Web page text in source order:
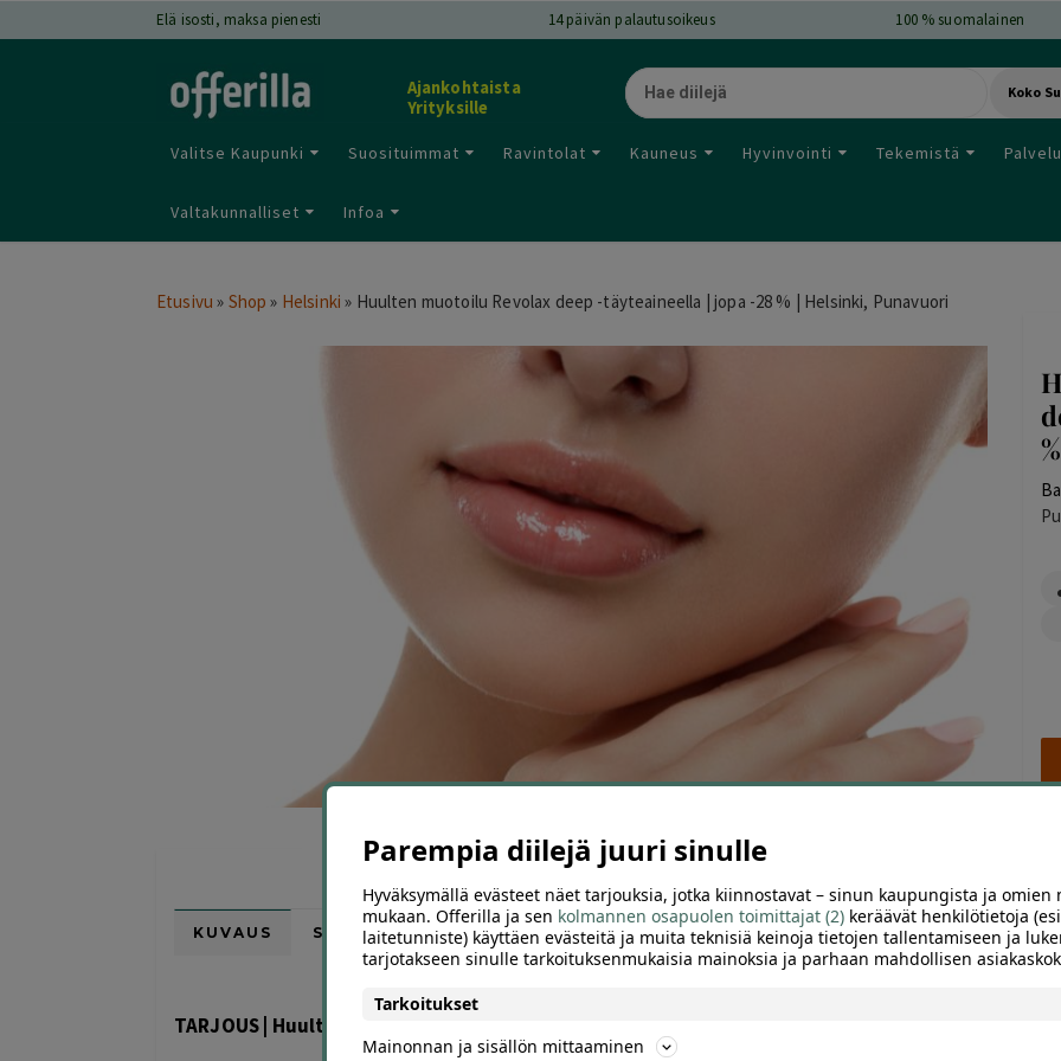
Elä isosti, maksa pienesti 14päivän palautusoikeus 100 % suomalainen
Ajankohtaista
Yrityksille
Koko
Valitse Kaupunki Suosituimmat Ravintolat Kauneus Hyvinvointi Tekemistä
Valtakunnalliset Infoa
Etusivu » Shop » Helsinki » Huulten muotoilu Revolax deep -täyteaineella | jopa -28 % | Helsinki, Punavuori
KUVAUS SIJAINTI KARTALLA ARVIOT (1) SUOSITTELE
TARJOUS | Huulten muotoilu Revolax deep -täyteaineella | Helsinki, Punavuori
Parempia diilejä juuri sinulle
Hyväksymällä evästeet näet tarjouksia, jotka kiinnostavat – sinun kaupungista ja omien
mukaan. Offerilla ja sen kolmannen osapuolen toimittajat (2) keräävät henkilötietoja
laitetunniste) käyttäen evästeitä ja muita teknisiä keinoja tietojen tallentamiseen ja
tarjotakseen sinulle tarkoituksenmukaisia mainoksia ja parhaan mahdollisen
Tarkoitukset
Mainonnan ja sisällön mittaaminen